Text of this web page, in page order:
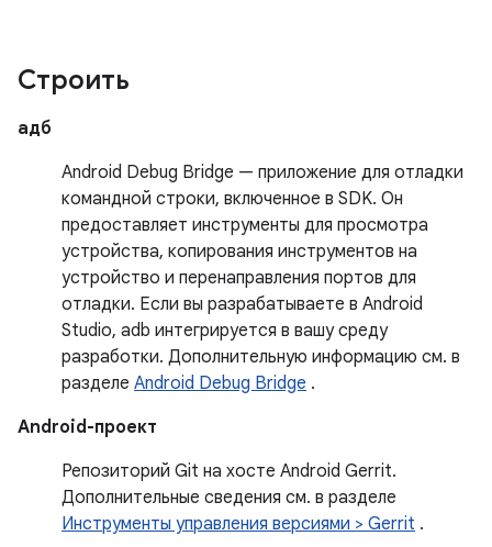
Строить
адб
Android Debug Bridge — приложение для отладки
командной строки, включенное в SDK. Он
предоставляет инструменты для просмотра
устройства, копирования инструментов на
устройство и перенаправления портов для
отладки. Если вы разрабатываете в Android
Studio, adb интегрируется в вашу среду
разработки. Дополнительную информацию см. в
разделе Android Debug Bridge .
Android-проект
Репозиторий Git на хосте Android Gerrit.
Дополнительные сведения см. в разделе
Инструменты управления версиями > Gerrit .